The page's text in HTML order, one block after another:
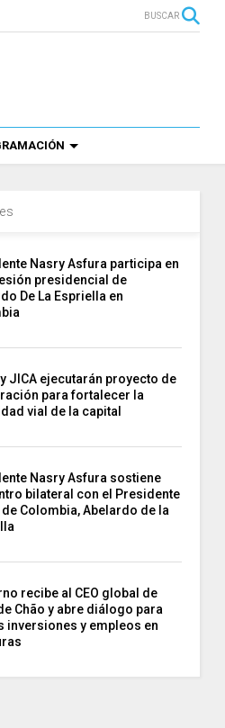
BUSCAR
Nasry Asfura participa en
presidencial de
De La Espriella en
y JICA ejecutarán proyecto de
para fortalecer la
vial de la capital
Nasry Asfura sostiene
bilateral con el Presidente
de Colombia, Abelardo de la
recibe al CEO global de
Chão y abre diálogo para
inversiones y empleos en